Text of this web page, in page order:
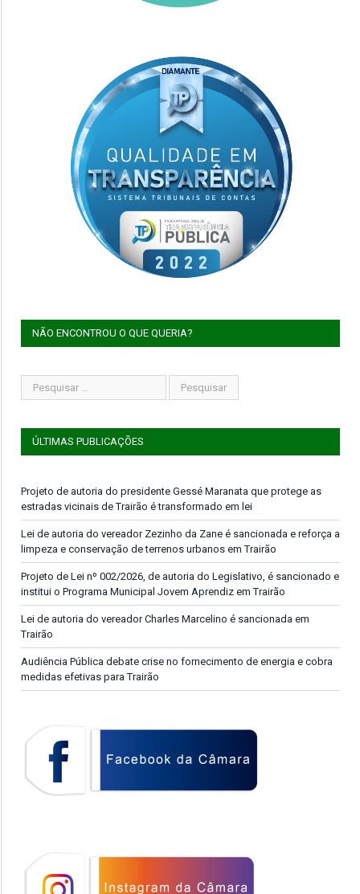
NÃO ENCONTROU O QUE QUERIA?
ÚLTIMAS PUBLICAÇÕES
Projeto de autoria do presidente Gessé Maranata que protege as
estradas vicinais de Trairão é transformado em lei
Lei de autoria do vereador Zezinho da Zane é sancionada e reforça a
limpeza e conservação de terrenos urbanos em Trairão
Projeto de Lei nº 002/2026, de autoria do Legislativo, é sancionado e
institui o Programa Municipal Jovem Aprendiz em Trairão
Lei de autoria do vereador Charles Marcelino é sancionada em
Trairão
Audiência Pública debate crise no fornecimento de energia e cobra
medidas efetivas para Trairão